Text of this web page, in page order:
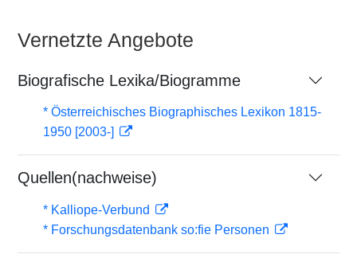
Vernetzte Angebote
Biografische Lexika/Biogramme
* Österreichisches Biographisches Lexikon 1815-
1950 [2003-]
Quellen(nachweise)
* Kalliope-Verbund
* Forschungsdatenbank so:fie Personen